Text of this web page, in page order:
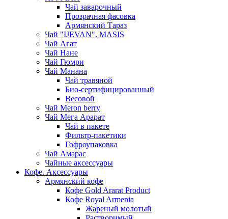
Чай заварочный
Прозрачная фасовка
Армянский Тараз
Чай "IJEVAN". MASIS
Чай Агат
Чай Нане
Чай Гюмри
Чай Манана
Чай травяной
Био-сертифицированный
Весовой
Чай Meron berry
Чай Мега Арарат
Чай в пакете
Фильтр-пакетики
Гофроупаковка
Чай Амарас
Чайные аксессуары
Кофе. Аксессуары
Армянский кофе
Кофе Gold Ararat Product
Кофе Royal Armenia
Жареный молотый